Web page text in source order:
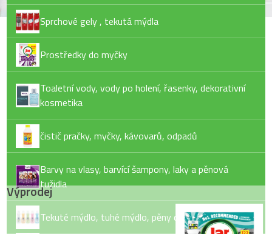
Sprchové gely , tekutá mýdla
Prostředky do myčky
Toaletní vody, vody po holení, řasenky, dekorativní
kosmetika
čistič pračky, myčky, kávovarů, odpadů
Barvy na vlasy, barvící šampony, laky a pěnová
tužidla
Tekuté mýdlo, tuhé mýdlo, pěny do koupele
Výprodej